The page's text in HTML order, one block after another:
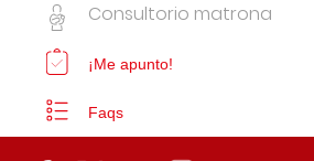
Consultorio matrona
¡Me apunto!
Faqs